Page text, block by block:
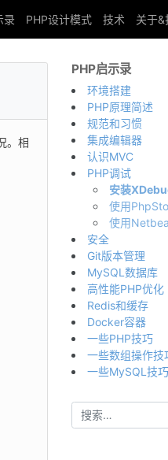
录 PHP设计模式 技术 关于&
。相
PHP启示录
环境搭建
PHP原理简述
规范和习惯
集成编辑器
认识MVC
PHP调试
安装
使用
使用
安全
Git版本管理
MySQL数据库
高性能PHP优化
Redis和缓存
Docker容器
一些PHP技巧
一些数组操作技
一些MySQL技巧